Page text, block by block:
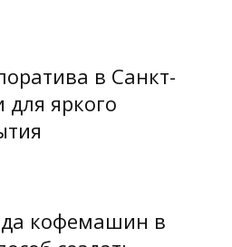
в Санкт-
для яркого
кофемашин в